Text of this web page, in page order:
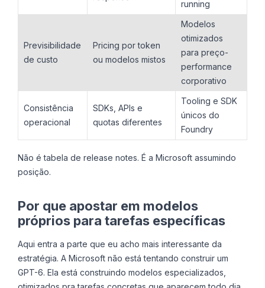
running
Previsibilidade
de custo
Pricing por token
ou modelos mistos
Modelos
otimizados
para preço-
performance
corporativo
Consistência
operacional
SDKs, APIs e
quotas diferentes
Tooling e SDK
únicos do
Foundry
Não é tabela de release notes. É a Microsoft assumindo
posição.
Por que apostar em modelos
próprios para tarefas específicas
Aqui entra a parte que eu acho mais interessante da
estratégia. A Microsoft não está tentando construir um
GPT-6. Ela está construindo modelos especializados,